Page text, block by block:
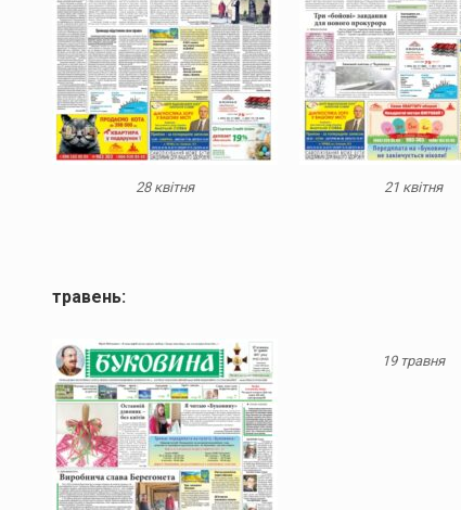
28 квітня 21 квітня
травень:
19 травня